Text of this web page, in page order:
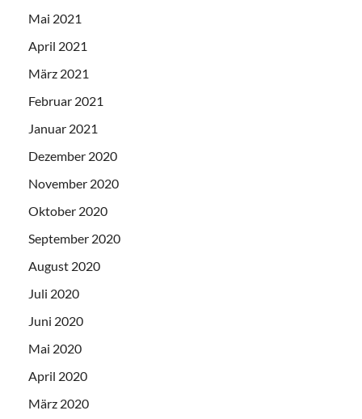
Mai 2021
April 2021
März 2021
Februar 2021
Januar 2021
Dezember 2020
November 2020
Oktober 2020
September 2020
August 2020
Juli 2020
Juni 2020
Mai 2020
April 2020
März 2020